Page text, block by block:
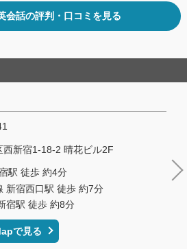
会話の評判・口コミを見る
西新宿1-18-2 晴花ビル2F
駅 徒歩 約4分
新宿西口駅 徒歩 約7分
宿駅 徒歩 約8分
で見る